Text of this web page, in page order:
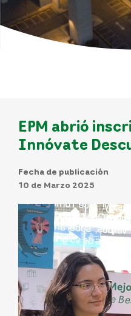
EPM abrió
Innóvate
Fecha de publicación
10 de Marzo 2025